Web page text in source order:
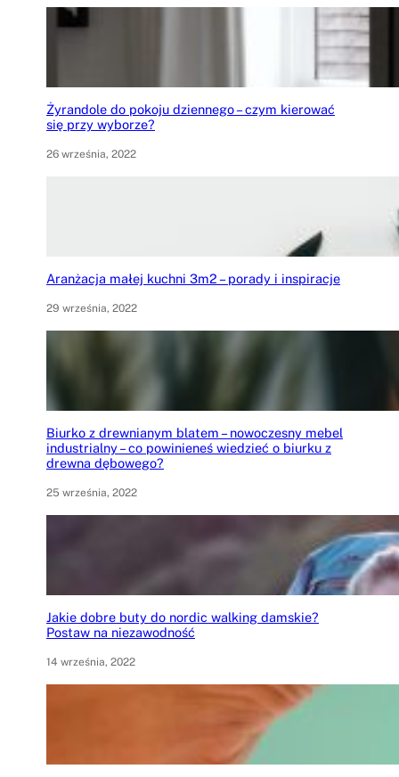
Żyrandole do pokoju dziennego – czym kierować
się przy wyborze?
26 września, 2022
Aranżacja małej kuchni 3m2 – porady i inspiracje
29 września, 2022
Biurko z drewnianym blatem – nowoczesny mebel
industrialny – co powinieneś wiedzieć o biurku z
drewna dębowego?
25 września, 2022
Jakie dobre buty do nordic walking damskie?
Postaw na niezawodność
14 września, 2022